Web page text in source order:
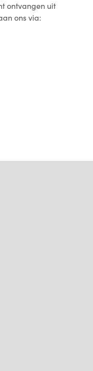
ontvangen uit
ons via: